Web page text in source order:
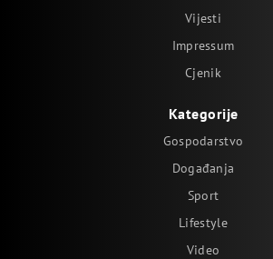
Vijesti
Impressum
Cjenik
Kategorije
Gospodarstvo
Događanja
Sport
Lifestyle
Video